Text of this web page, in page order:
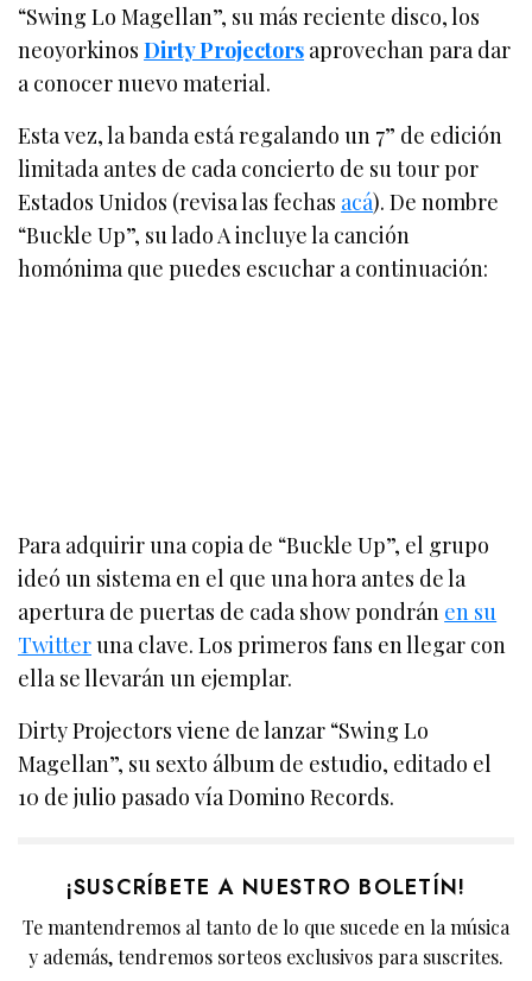
“Swing Lo Magellan”, su más reciente disco, los
neoyorkinosDirty Projectors aprovechan para dar
a conocer nuevo material.
Esta vez, la banda está regalando un 7” de edición
limitada antes de cada concierto de su tour por
Estados Unidos (revisa las fechas acá). De nombre
“Buckle Up”, su lado A incluye la canción
homónima que puedes escuchar a continuación:
Para adquirir una copia de “Buckle Up”, el grupo
ideó un sistema en el que una hora antes de la
apertura de puertas de cada show pondrán en su
Twitteruna clave. Los primeros fans en llegar con
ella se llevarán un ejemplar.
Dirty Projectors viene de lanzar “Swing Lo
Magellan”, su sexto álbum de estudio, editado el
10 de julio pasado vía Domino Records.
¡SUSCRÍBETE A NUESTRO BOLETÍN!
Te mantendremos al tanto de lo que sucede en la música
y además, tendremos sorteos exclusivos para suscrites.